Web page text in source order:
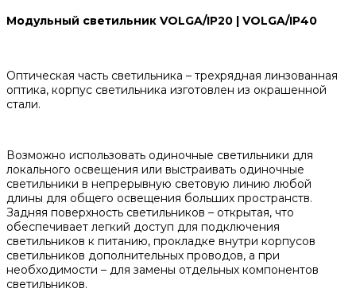
Модульный светильник VOLGA/IP20 | VOLGA/IP40
Оптическая часть светильника – трехрядная линзованная
оптика, корпус светильника изготовлен из окрашенной
стали.
Возможно использовать одиночные светильники для
локального освещения или выстраивать одиночные
светильники в непрерывную световую линию любой
длины для общего освещения больших пространств.
Задняя поверхность светильников – открытая, что
обеспечивает легкий доступ для подключения
светильников к питанию, прокладке внутри корпусов
светильников дополнительных проводов, а при
необходимости – для замены отдельных компонентов
светильников.